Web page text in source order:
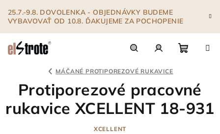
obsah
25.7.-9.8. DOVOLENKA - OBJEDNÁVKY BUDEME
VYBAVOVAŤ OD 10.8. ĎAKUJEME ZA POCHOPENIE
košík
MÁČANÉ PROTIPOREZOVÉ RUKAVICE
Protiporezové pracovné
rukavice XCELLENT 18-931
XCELLENT